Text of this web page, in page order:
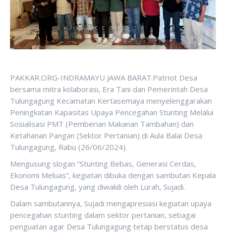
PAKKAR.ORG-INDRAMAYU JAWA BARAT:Patriot Desa
bersama mitra kolaborasi, Era Tani dan Pemerintah Desa
Tulungagung Kecamatan Kertasemaya menyelenggarakan
Peningkatan Kapasitas Upaya Pencegahan Stunting Melalui
Sosialisasi PMT (Pemberian Makanan Tambahan) dan
Ketahanan Pangan (Sektor Pertanian) di Aula Balai Desa
Tulungagung, Rabu (26/06/2024).
Mengusung slogan “Stunting Bebas, Generasi Cerdas,
Ekonomi Meluas”, kegiatan dibuka dengan sambutan Kepala
Desa Tulungagung, yang diwakili oleh Lurah, Sujadi.
Dalam sambutannya, Sujadi mengapresiasi kegiatan upaya
pencegahan stunting dalam sektor pertanian, sebagai
penguatan agar Desa Tulungagung tetap berstatus desa